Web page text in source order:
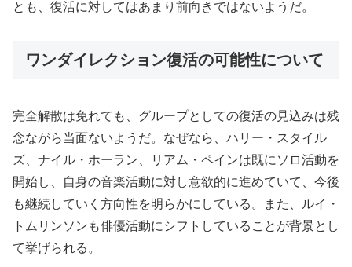
とも、復活に対してはあまり前向きではないようだ。
ワンダイレクション復活の可能性について
完全解散は免れても、グループとしての復活の見込みは残
念ながら当面ないようだ。なぜなら、ハリー・スタイル
ズ、ナイル・ホーラン、リアム・ペインは既にソロ活動を
開始し、自身の音楽活動に対し意欲的に進めていて、今後
も継続していく方向性を明らかにしている。また、ルイ・
トムリンソンも俳優活動にシフトしていることが背景とし
て挙げられる。